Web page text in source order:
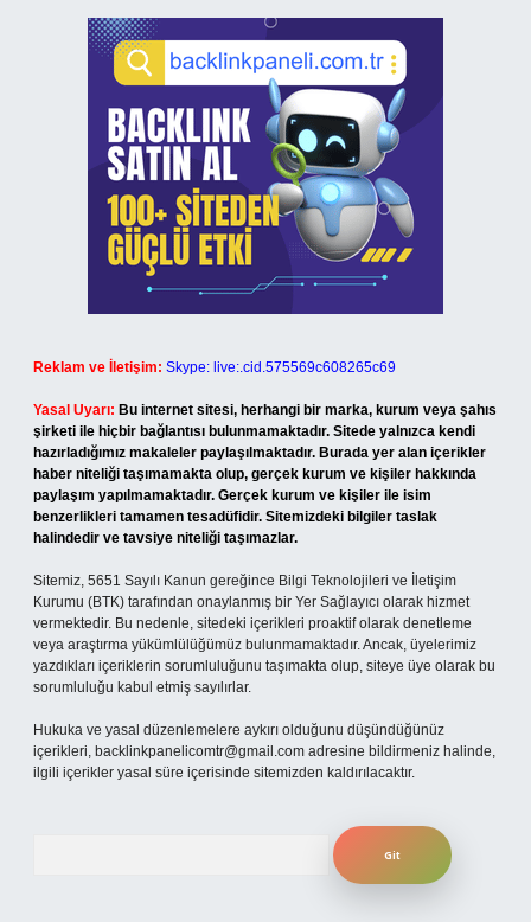
Reklam ve İletişim: Skype: live:.cid.575569c608265c69
Yasal Uyarı: Bu internet sitesi, herhangi bir marka, kurum veya şahıs
şirketi ile hiçbir bağlantısı bulunmamaktadır. Sitede yalnızca kendi
hazırladığımız makaleler paylaşılmaktadır. Burada yer alan içerikler
haber niteliği taşımamakta olup, gerçek kurum ve kişiler hakkında
paylaşım yapılmamaktadır. Gerçek kurum ve kişiler ile isim
benzerlikleri tamamen tesadüfidir. Sitemizdeki bilgiler taslak
halindedir ve tavsiye niteliği taşımazlar.
Sitemiz, 5651 Sayılı Kanun gereğince Bilgi Teknolojileri ve İletişim
Kurumu (BTK) tarafından onaylanmış bir Yer Sağlayıcı olarak hizmet
vermektedir. Bu nedenle, sitedeki içerikleri proaktif olarak denetleme
veya araştırma yükümlülüğümüz bulunmamaktadır. Ancak, üyelerimiz
yazdıkları içeriklerin sorumluluğunu taşımakta olup, siteye üye olarak bu
sorumluluğu kabul etmiş sayılırlar.
Hukuka ve yasal düzenlemelere aykırı olduğunu düşündüğünüz
içerikleri, backlinkpanelicomtr@gmail.com adresine bildirmeniz halinde,
ilgili içerikler yasal süre içerisinde sitemizden kaldırılacaktır.